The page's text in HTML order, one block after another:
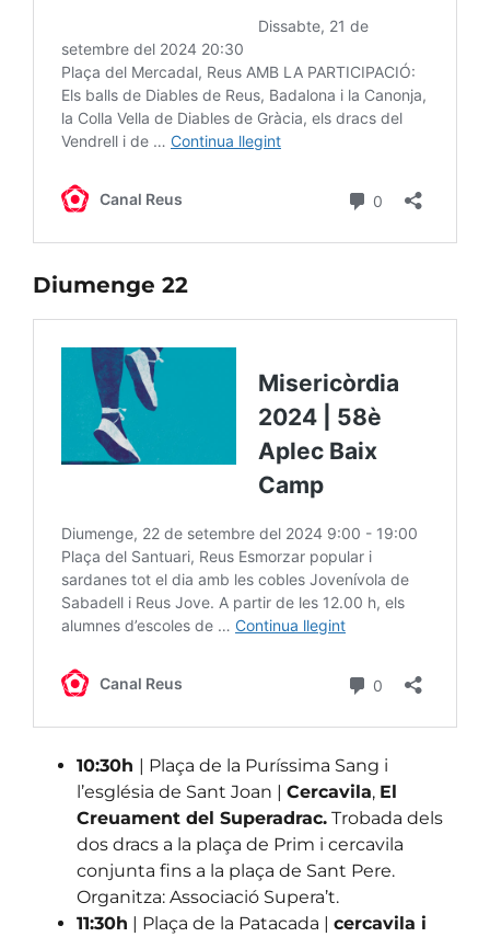
Diumenge 22
10:30h | Plaça de la Puríssima Sang i
l’església de Sant Joan | Cercavila, El
Creuament del Superadrac. Trobada dels
dos dracs a la plaça de Prim i cercavila
conjunta fins a la plaça de Sant Pere.
Organitza: Associació Supera’t.
11:30h | Plaça de la Patacada | cercavila i